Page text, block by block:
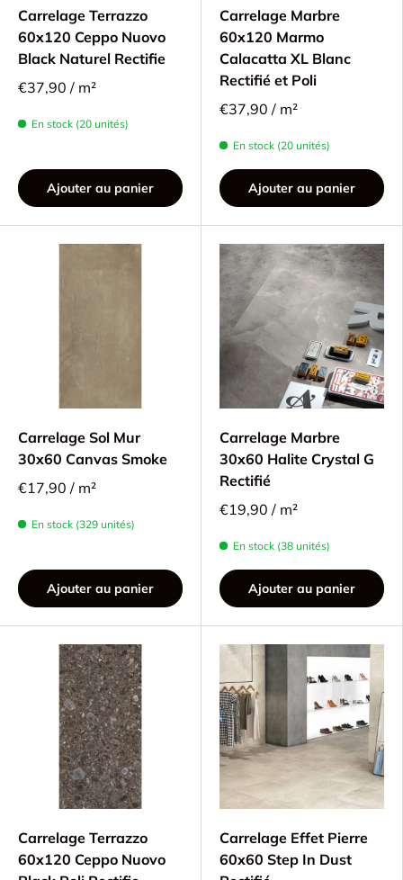
Carrelage Terrazzo
60x120 Ceppo Nuovo
Black Naturel Rectifie
€37,90 / m²
En stock (20 unités)
Ajouter au panier
Carrelage Marbre
60x120 Marmo
Calacatta XL Blanc
Rectifié et Poli
€37,90 / m²
En stock (20 unités)
Ajouter au panier
Carrelage Sol Mur
30x60 Canvas Smoke
€17,90 / m²
En stock (329 unités)
Ajouter au panier
Carrelage Marbre
30x60 Halite Crystal G
Rectifié
€19,90 / m²
En stock (38 unités)
Ajouter au panier
Carrelage Terrazzo
60x120 Ceppo Nuovo
Carrelage Effet Pierre
60x60 Step In Dust